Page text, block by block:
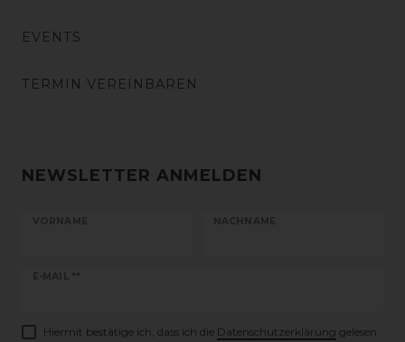
EVENTS
TERMIN VEREINBAREN
NEWSLETTER ANMELDEN
VORNAME NACHNAME
E-MAIL **
Newsletter
Hiermit bestätige ich, dass ich die Daten­schutz­erklärung gelesen